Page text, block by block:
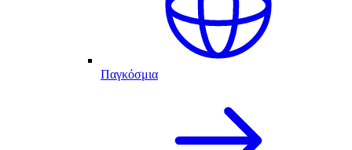
Παγκόσμια